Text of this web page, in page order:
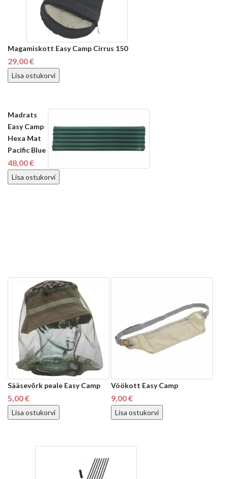
Magamiskott Easy Camp Cirrus 150
29,00 €
Lisa ostukorvi
Madrats
Easy Camp
Hexa Mat
Pacific Blue
48,00 €
Lisa ostukorvi
Sääsevõrk peale Easy Camp
5,00 €
Lisa ostukorvi
Vöökott Easy Camp
9,00 €
Lisa ostukorvi